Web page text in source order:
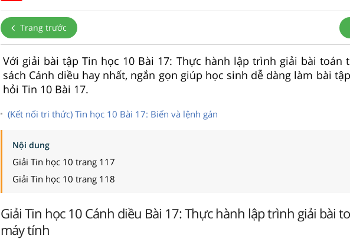
Trang trước
Với giải bài tập Tin học 10 Bài 17: Thực hành lập trình giải bài toán
sách Cánh diều hay nhất, ngắn gọn giúp học sinh dễ dàng làm bài
hỏi Tin 10 Bài 17.
(Kết nối tri thức) Tin học 10 Bài 17: Biến và lệnh gán
Nội dung
Giải Tin học 10 trang 117
Giải Tin học 10 trang 118
Giải Tin học 10 Cánh diều Bài 17: Thực hành lập trình giải bài
máy tính